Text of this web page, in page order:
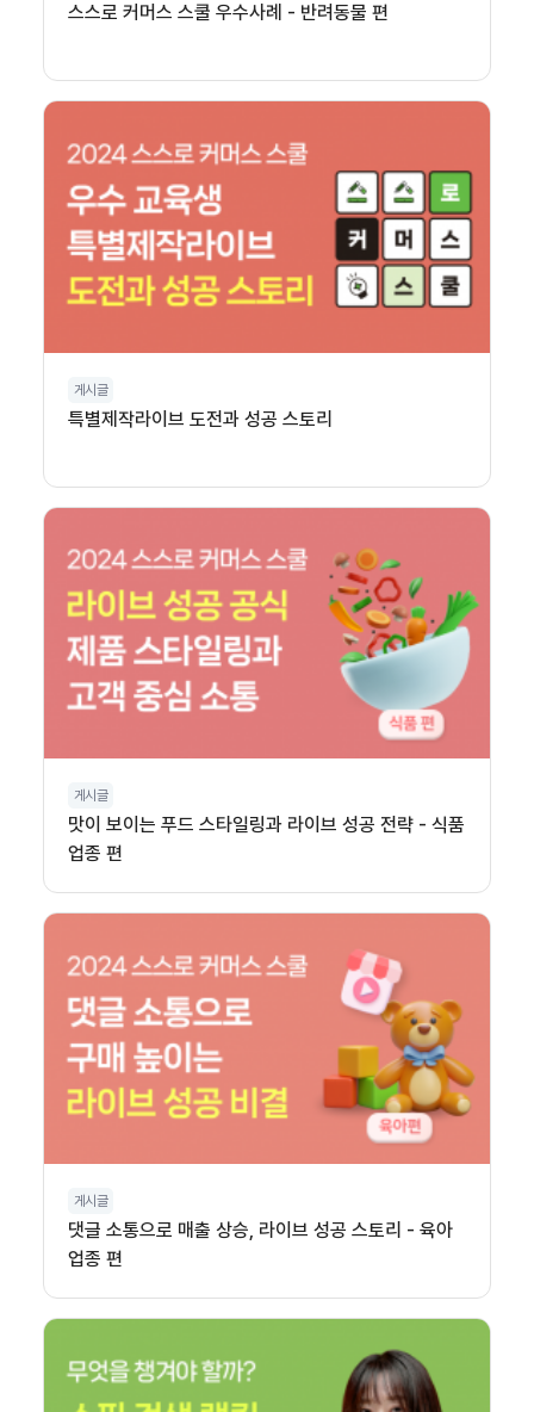
스스로 커머스 스쿨 우수사례 - 반려동물 편
게시글
특별제작라이브 도전과 성공 스토리
게시글
맛이 보이는 푸드 스타일링과 라이브 성공 전략 - 식품
업종 편
게시글
댓글 소통으로 매출 상승, 라이브 성공 스토리 - 육아
업종 편